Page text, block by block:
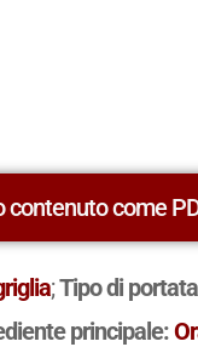
contenuto come
;Tipo di
principale: